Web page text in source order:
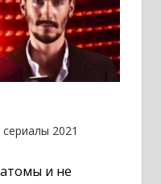
2021
и не